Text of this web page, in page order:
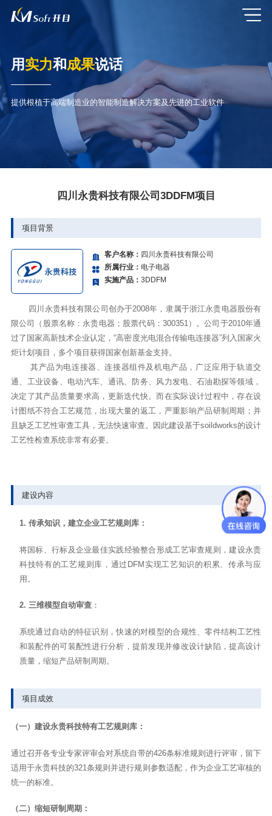
用实力和成果说话
提供根植于高端制造业的智能制造解决方案及先进的工业软件
四川永贵科技有限公司3DDFM项目
项目背景
客户名称： 四川永贵科技有限公司
所属行业： 电子电器
实施产品：3DDFM
四川永贵科技有限公司创办于2008年，隶属于浙江永贵电器股份有
限公司（股票名称：永贵电器；股票代码：300351）。公司于2010年通
过了国家高新技术企业认定，“高密度光电混合传输电连接器”列入国家火
炬计划项目，多个项目获得国家创新基金支持。
其产品为电连接器、连接器组件及机电产品，广泛应用于轨道交
通、工业设备、电动汽车、通讯、防务、风力发电、石油勘探等领域，
决定了其产品质量要求高，更新迭代快。而在实际设计过程中，存在设
计图纸不符合工艺规范，出现大量的返工，严重影响产品研制周期；并
且缺乏工艺性审查工具，无法快速审查。因此建设基于soildworks的设计
工艺性检查系统非常有必要。
建设内容
1. 传承知识，建立企业工艺规则库：
将国标、行标及企业最佳实践经验整合形成工艺审查规则，建设永贵
科技特有的工艺规则库，通过DFM实现工艺知识的积累、传承与应
用。
2. 三维模型自动审查：
系统通过自动的特征识别，快速的对模型的合规性、零件结构工艺性
和装配件的可装配性进行分析，提前发现并修改设计缺陷，提高设计
质量，缩短产品研制周期。
项目成效
（一）建设永贵科技特有工艺规则库：
通过召开各专业专家评审会对系统自带的426条标准规则进行评审，留下
适用于永贵科技的321条规则并进行规则参数适配，作为企业工艺审核的
统一的标准。
（二） 缩短研制周期：